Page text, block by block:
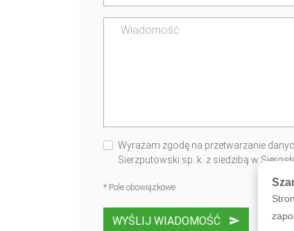
Wyrażam zgodę na przetwarzanie
Sierzputowski sp. k. z siedzibą w
* Pole obowiązkowe
WYŚLIJ WIADOMOŚĆ